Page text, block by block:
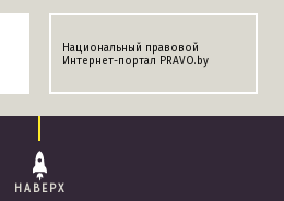
Национальный правовой
Интернет-портал PRAVO.by
НАВЕРХ